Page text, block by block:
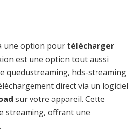
une option pour télécharger
est une option tout aussi
quedustreaming, hds-streaming
direct via un logiciel
sur votre appareil. Cette
streaming, offrant une